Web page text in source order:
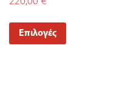
Επιλογές